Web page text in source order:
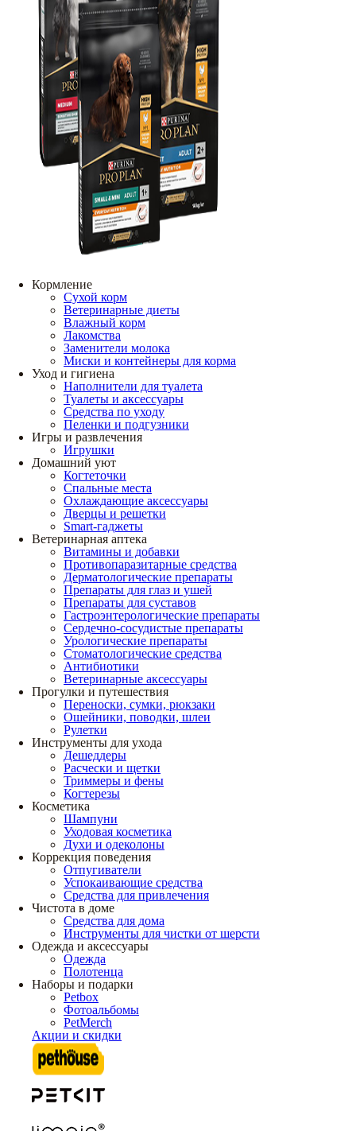
Кормление
Сухой корм
Ветеринарные диеты
Влажный корм
Лакомства
Заменители молока
Миски и контейнеры для корма
Уход и гигиена
Наполнители для туалета
Туалеты и аксессуары
Средства по уходу
Пеленки и подгузники
Игры и развлечения
Игрушки
Домашний уют
Когтеточки
Спальные места
Охлаждающие аксессуары
Дверцы и решетки
Smart-гаджеты
Ветеринарная аптека
Витамины и добавки
Противопаразитарные средства
Дерматологические препараты
Препараты для глаз и ушей
Препараты для суставов
Гастроэнтерологические препараты
Сердечно-сосудистые препараты
Урологические препараты
Стоматологические средства
Антибиотики
Ветеринарные аксессуары
Прогулки и путешествия
Переноски, сумки, рюкзаки
Ошейники, поводки, шлеи
Рулетки
Инструменты для ухода
Дешеддеры
Расчески и щетки
Триммеры и фены
Когтерезы
Косметика
Шампуни
Уходовая косметика
Духи и одеколоны
Коррекция поведения
Отпугиватели
Успокаивающие средства
Средства для привлечения
Чистота в доме
Средства для дома
Инструменты для чистки от шерсти
Одежда и аксессуары
Одежда
Полотенца
Наборы и подарки
Petbox
Фотоальбомы
PetMerch
Акции и скидки